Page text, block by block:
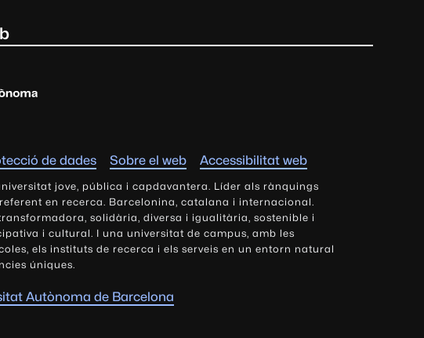
de dades Sobre el web Accessibilitat web
jove, pública i capdavantera. Líder als rànquings
en recerca. Barcelonina, catalana i internacional.
solidària, diversa i igualitària, sostenible i
i cultural. I una universitat de campus, amb les
els instituts de recerca i els serveis en un entorn natural
úniques.
Autònoma de Barcelona